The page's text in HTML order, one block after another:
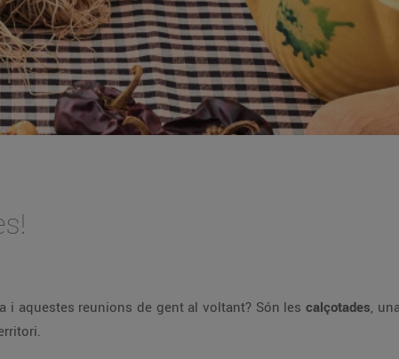
i aquestes reunions de gent al voltant? Són les calçotades,